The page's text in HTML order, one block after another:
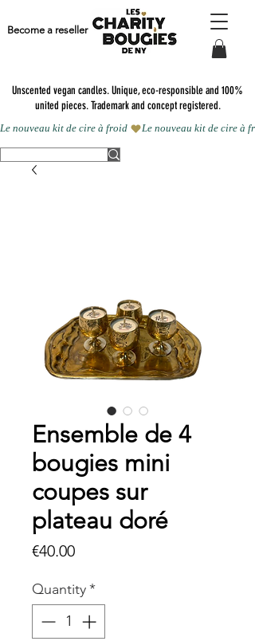
Unscented vegan candles.Unique, eco-responsible and 100%
united pieces. Trademark and concept registered.
Become a reseller
Le nouveau kit de cire à froid
Ensemble de 4
bougies mini
coupes sur
plateau doré
€40.00Price
Quantity*